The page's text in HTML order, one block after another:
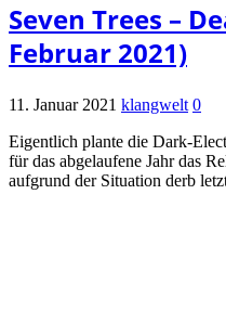
Seven Trees –
Februar 2021)
11. Januar 2021 klangwelt 0
Eigentlich plante die Dark-
für das abgelaufene Jahr das
aufgrund der Situation derb